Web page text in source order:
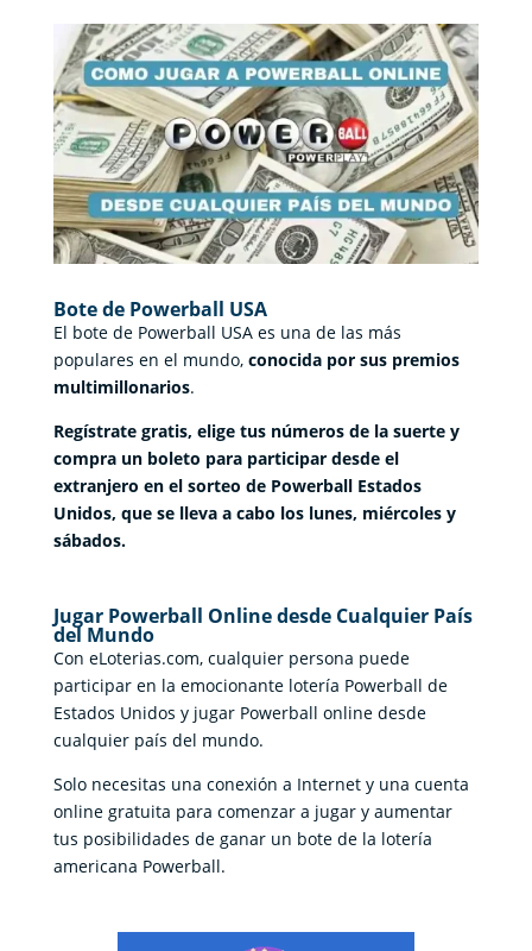
Bote de Powerball USA
El bote de Powerball USA es una de las más
populares en el mundo, conocida por sus premios
multimillonarios.
Regístrate gratis, elige tus números de la suerte y
compra un boleto para participar desde el
extranjero en el sorteo de Powerball Estados
Unidos, que se lleva a cabo los lunes, miércoles y
sábados.
Jugar Powerball Online desde Cualquier País
del Mundo
Con eLoterias.com, cualquier persona puede
participar en la emocionante lotería Powerball de
Estados Unidos y jugar Powerball online desde
cualquier país del mundo.
Solo necesitas una conexión a Internet y una cuenta
online gratuita para comenzar a jugar y aumentar
tus posibilidades de ganar un bote de la lotería
americana Powerball.